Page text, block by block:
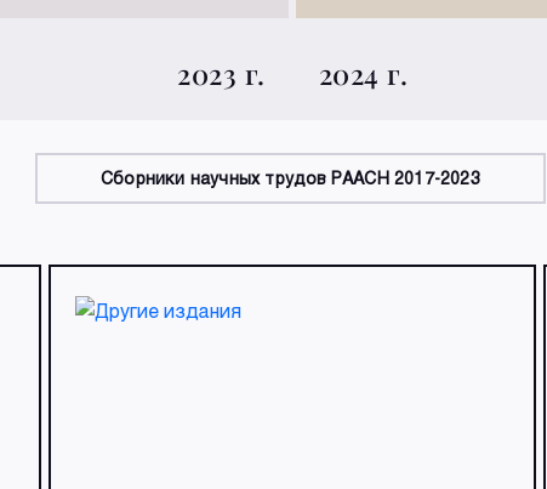
2023 г. 2024 г.
Сборники научных трудов РААСН 2017-2023